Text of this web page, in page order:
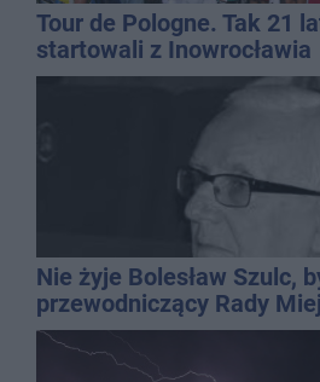
Tour de Pologne. Tak 21
startowali z Inowrocławia
Nie żyje Bolesław Szulc,
przewodniczący Rady
dyrektor SP 14